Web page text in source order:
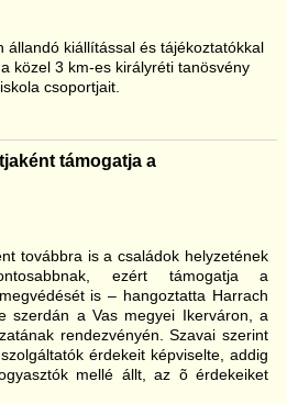
állandó kiállítással és tájékoztatókkal
közel 3 km-es királyréti tanösvény
csoportjait.
támogatja a
továbbra is a családok helyzetének
ezért támogatja a
is – hangoztatta Harrach
szerdán a Vas megyei Ikerváron, a
rendezvényén. Szavai szerint
érdekeit képviselte, addig
mellé állt, az õ érdekeiket